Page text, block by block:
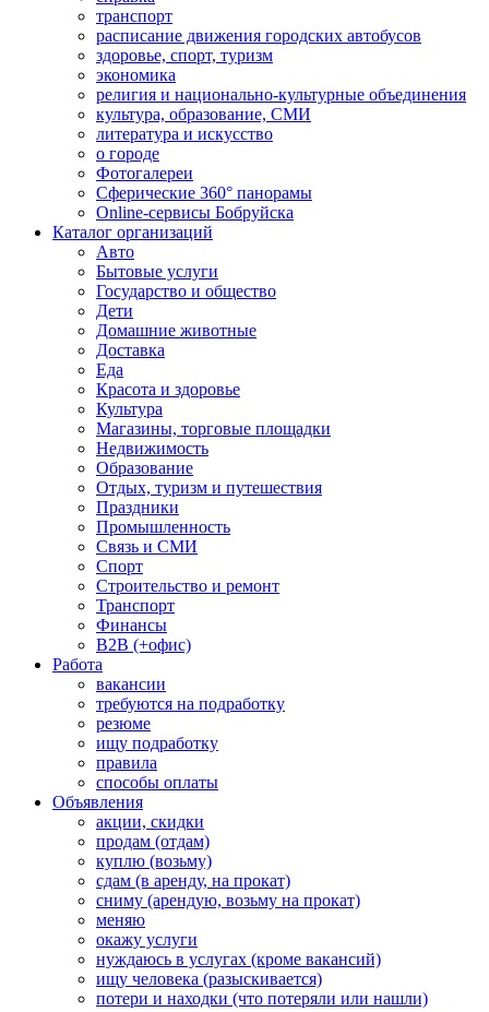
транспорт
расписание движения городских автобусов
здоровье, спорт, туризм
экономика
религия и национально-культурные объединения
культура, образование, СМИ
литература и искусство
о городе
Фотогалереи
Сферические 360° панорамы
Online-сервисы Бобруйска
Каталог организаций
Авто
Бытовые услуги
Государство и общество
Дети
Домашние животные
Доставка
Еда
Красота и здоровье
Культура
Магазины, торговые площадки
Недвижимость
Образование
Отдых, туризм и путешествия
Праздники
Промышленность
Связь и СМИ
Спорт
Строительство и ремонт
Транспорт
Финансы
B2B (+офис)
Работа
вакансии
требуются на подработку
резюме
ищу подработку
правила
способы оплаты
Объявления
акции, скидки
продам (отдам)
куплю (возьму)
сдам (в аренду, на прокат)
сниму (арендую, возьму на прокат)
меняю
окажу услуги
нуждаюсь в услугах (кроме вакансий)
ищу человека (разыскивается)
потери и находки (что потеряли или нашли)